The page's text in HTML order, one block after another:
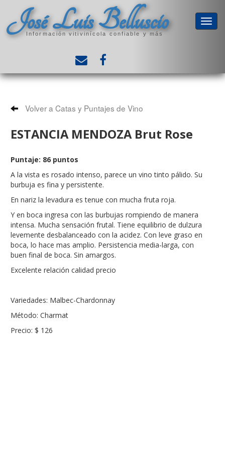
José Luis Belluscio
Información vitivinícola confiable y más
Volver a Catas y Puntajes de Vino
ESTANCIA MENDOZA Brut Rose
Puntaje: 86 puntos
A la vista es rosado intenso, parece un vino tinto pálido. Su
burbuja es fina y persistente.
En nariz la levadura es tenue con mucha fruta roja.
Y en boca ingresa con las burbujas rompiendo de manera
intensa. Mucha sensación frutal. Tiene equilibrio de dulzura
levemente desbalanceado con la acidez. Con leve graso en
boca, lo hace mas amplio. Persistencia media-larga, con
buen final de boca. Sin amargos.
Excelente relación calidad precio
Variedades: Malbec-Chardonnay
Método: Charmat
Precio: $ 126